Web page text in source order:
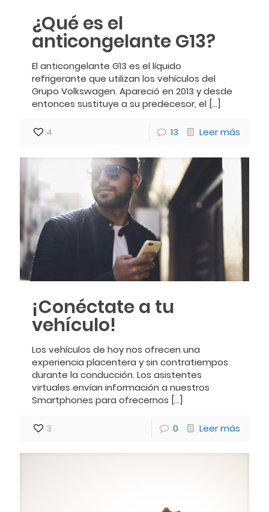
¿Qué es el
anticongelante G13?
El anticongelante G13 es el líquido
refrigerante que utilizan los vehículos del
Grupo Volkswagen. Apareció en 2013 y desde
entonces sustituye a su predecesor, el […]
4 13 Leer más
¡Conéctate a tu
vehículo!
Los vehículos de hoy nos ofrecen una
experiencia placentera y sin contratiempos
durante la conducción. Los asistentes
virtuales envían información a nuestros
Smartphones para ofrecernos […]
3 0 Leer más